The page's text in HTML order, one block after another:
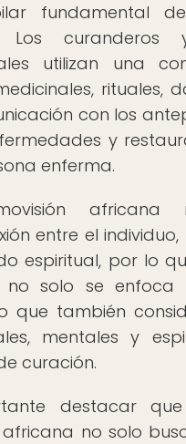
fundamental
Los curanderos
utilizan una
rituales,
con los
y
enferma.
africana
entre el
espiritual, por lo
no solo se enfoca
que también
mentales y
curación.
destacar
africana no solo